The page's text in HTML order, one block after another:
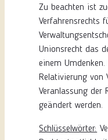
Zu beachten ist
Verfahrensrechts
Unionsrecht das
einem
Relativierung von
Veranlassung der
geändert werden.
Schlüsselwörter: